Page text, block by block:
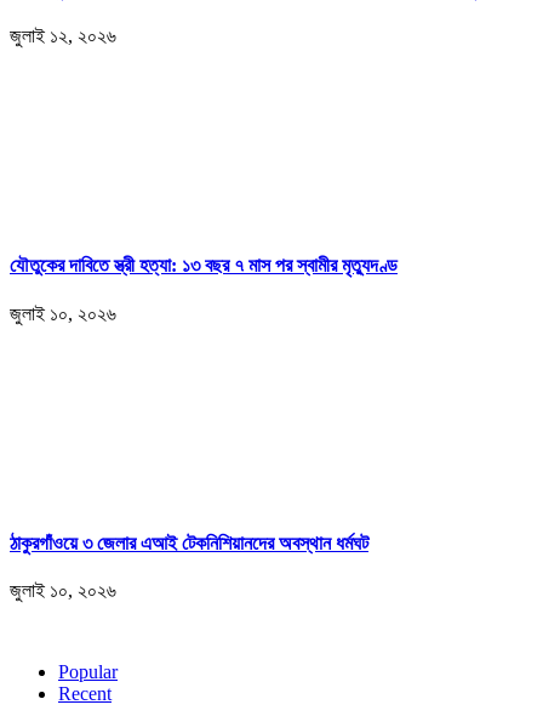
জুলাই ১২, ২০২৬
যৌতুকের দাবিতে স্ত্রী হত্যা: ১৩ বছর ৭ মাস পর স্বামীর মৃত্যুদণ্ড
জুলাই ১০, ২০২৬
ঠাকুরগাঁওয়ে ৩ জেলার এআই টেকনিশিয়ানদের অবস্থান ধর্মঘট
জুলাই ১০, ২০২৬
Popular
Recent